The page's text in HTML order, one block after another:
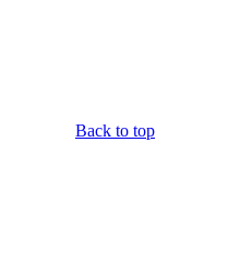
Back to top